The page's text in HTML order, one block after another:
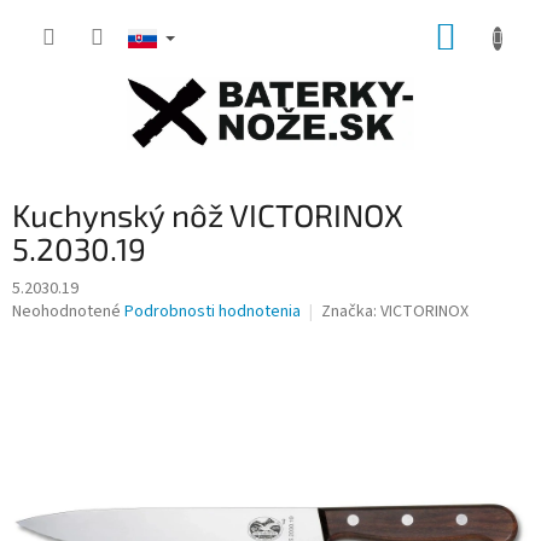
Kuchynský nôž VICTORINOX
5.2030.19
5.2030.19
Priemerné
Neohodnotené Podrobnosti hodnotenia Značka: VICTORINOX